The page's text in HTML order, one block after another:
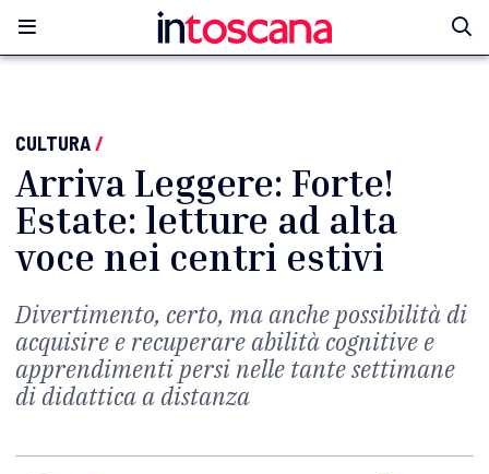
CULTURA/
Arriva Leggere: Forte!
Estate: letture ad alta
voce nei centri estivi
Divertimento, certo, ma anche possibilità di
acquisire e recuperare abilità cognitive e
apprendimenti persi nelle tante settimane
di didattica a distanza